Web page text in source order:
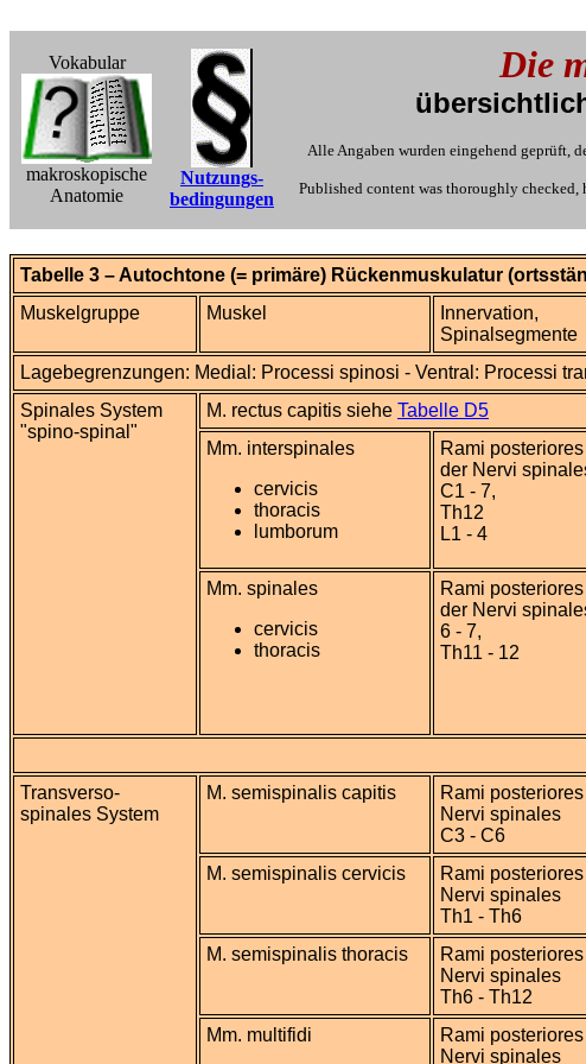
Vokabular
makroskopische
Anatomie
Nutzungs-
bedingungen
Die
Alle Angaben wurden eingehend geprüft,
Published content was thoroughly
Tabelle 3 – Autochtone (= primäre) Rückenmuskulatur
Muskelgruppe
Muskel
Innervation,
Spinalsegmente
Lagebegrenzungen: Medial: Processi spinosi - Ventral: Processi
Spinales System
"spino-spinal"
M. rectus capitis siehe Tabelle D5
Mm. interspinales
cervicis
thoracis
lumborum
Rami posteriores
der Nervi
C1 - 7,
Th12
L1 - 4
Mm. spinales
cervicis
thoracis
Rami posteriores
der Nervi
6 - 7,
Th11 - 12
Transverso-
spinales System
M. semispinalis capitis
Rami
Nervi spinales
C3 - C6
M. semispinalis cervicis
Rami
Nervi spinales
Th1 - Th6
M. semispinalis thoracis
Rami
Nervi spinales
Th6 - Th12
Mm. multifidi
Rami
Nervi spinales